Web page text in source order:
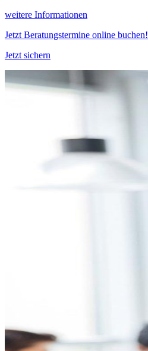
weitere Informationen
Jetzt Beratungstermine online buchen!
Jetzt sichern